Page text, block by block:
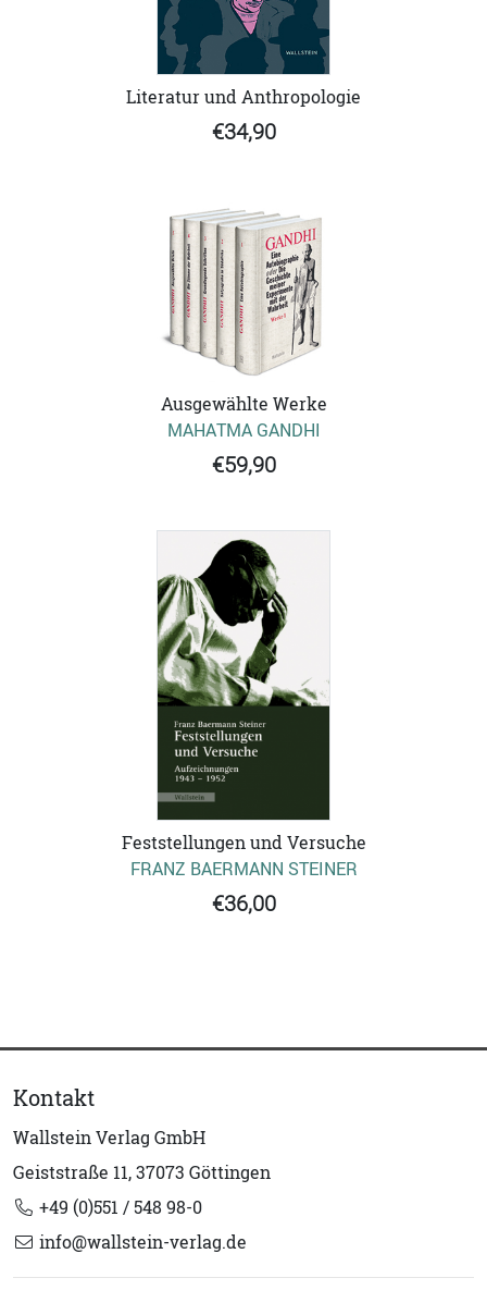
Literatur und Anthropologie
€34,90
Ausgewählte Werke
MAHATMA GANDHI
€59,90
Feststellungen und Versuche
FRANZ BAERMANN STEINER
€36,00
Kontakt
Wallstein Verlag GmbH
Geiststraße 11, 37073 Göttingen
+49 (0)551 / 548 98-0
info@wallstein-verlag.de